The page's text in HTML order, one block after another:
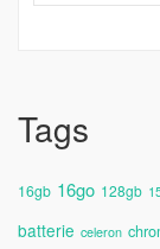
Tags
16gb 16go 128gb
batterie celeron